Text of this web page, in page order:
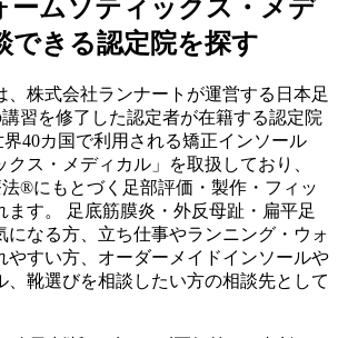
ームソティックス・メデ
できる認定院を探す
、株式会社ランナートが運営する日本足
習を修了した認定者が在籍する認定院
40カ国で利用される矯正インソール
クス・メディカル」を取扱しており、
®にもとづく足部評価・製作・フィッ
ます。 足底筋膜炎・外反母趾・扁平足
になる方、立ち仕事やランニング・ウォ
やすい方、オーダーメイドインソールや
、靴選びを相談したい方の相談先として